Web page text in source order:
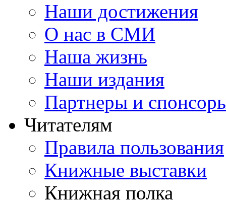
Наши достижения
О нас в СМИ
Наша жизнь
Наши издания
Партнеры и
Читателям
Правила пользования
Книжные выставки
Книжная полка